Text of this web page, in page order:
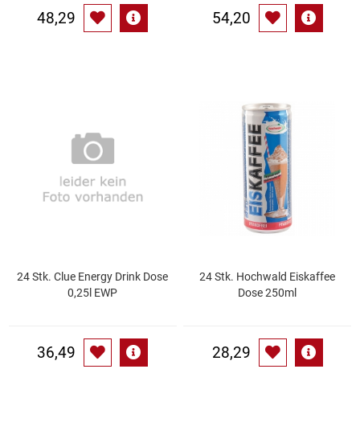
Zucker / Süßstoffe
48,29 54,20
24 Stk. Clue Energy Drink Dose
0,25l EWP
36,49
24 Stk. Hochwald Eiskaffee
Dose 250ml
28,29